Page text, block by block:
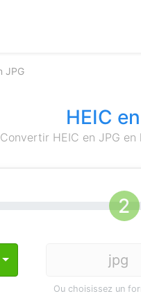
JPG
HEIC
Convertir HEIC en JPG
Toggle Dropdown
Ou choisissez un